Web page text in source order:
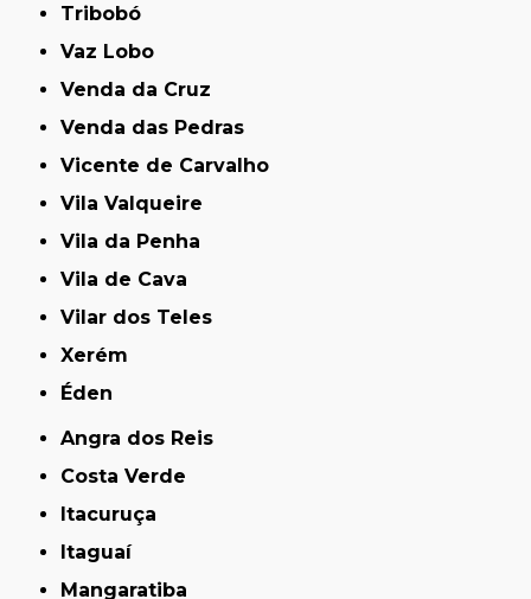
Tribobó
Vaz Lobo
Venda da Cruz
Venda das Pedras
Vicente de Carvalho
Vila Valqueire
Vila da Penha
Vila de Cava
Vilar dos Teles
Xerém
Éden
Angra dos Reis
Costa Verde
Itacuruça
Itaguaí
Mangaratiba